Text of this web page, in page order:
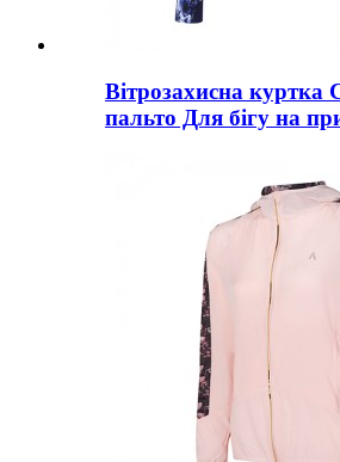
Вітрозахисна куртка
пальто Для бігу на